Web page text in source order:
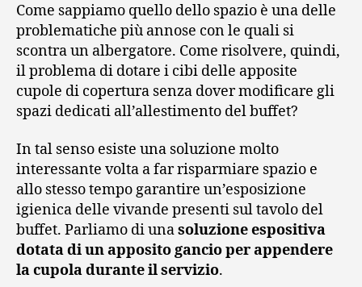
Come sappiamo quello dello spazio è una delle
problematiche più annose con le quali si
scontra un albergatore. Come risolvere, quindi,
il problema di dotare i cibi delle apposite
cupole di copertura senza dover modificare gli
spazi dedicati all’allestimento del buffet?
In tal senso esiste una soluzione molto
interessante volta a far risparmiare spazio e
allo stesso tempo garantire un’esposizione
igienica delle vivande presenti sul tavolo del
buffet. Parliamo di unasoluzione espositiva
dotata di un apposito gancio per appendere
la cupola durante il servizio.